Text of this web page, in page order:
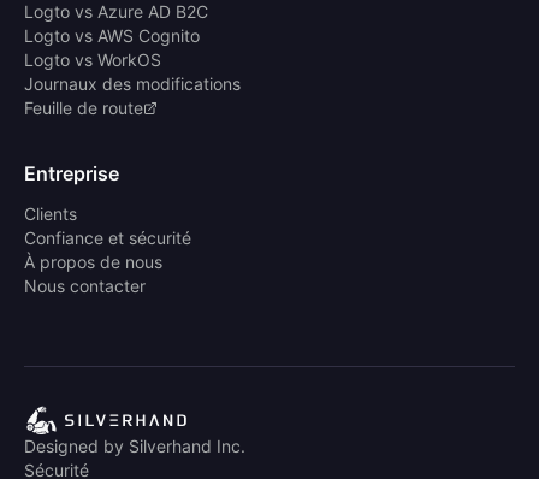
Logto vs Azure AD B2C
Logto vs AWS Cognito
Logto vs WorkOS
Journaux des modifications
Feuille de route
Entreprise
Clients
Confiance et sécurité
À propos de nous
Nous contacter
Designed by Silverhand Inc.
Sécurité